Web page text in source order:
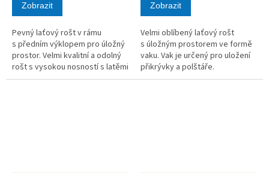
Zobrazit
Pevný laťový rošt v rámu
s předním výklopem pro úložný
prostor. Velmi kvalitní a odolný
rošt s vysokou nosností s latěmi
z masivního bukového dřeva
Zobrazit
Velmi oblíbený laťový rošt
s úložným prostorem ve formě
vaku. Vak je určený pro uložení
přikrývky a polštáře.